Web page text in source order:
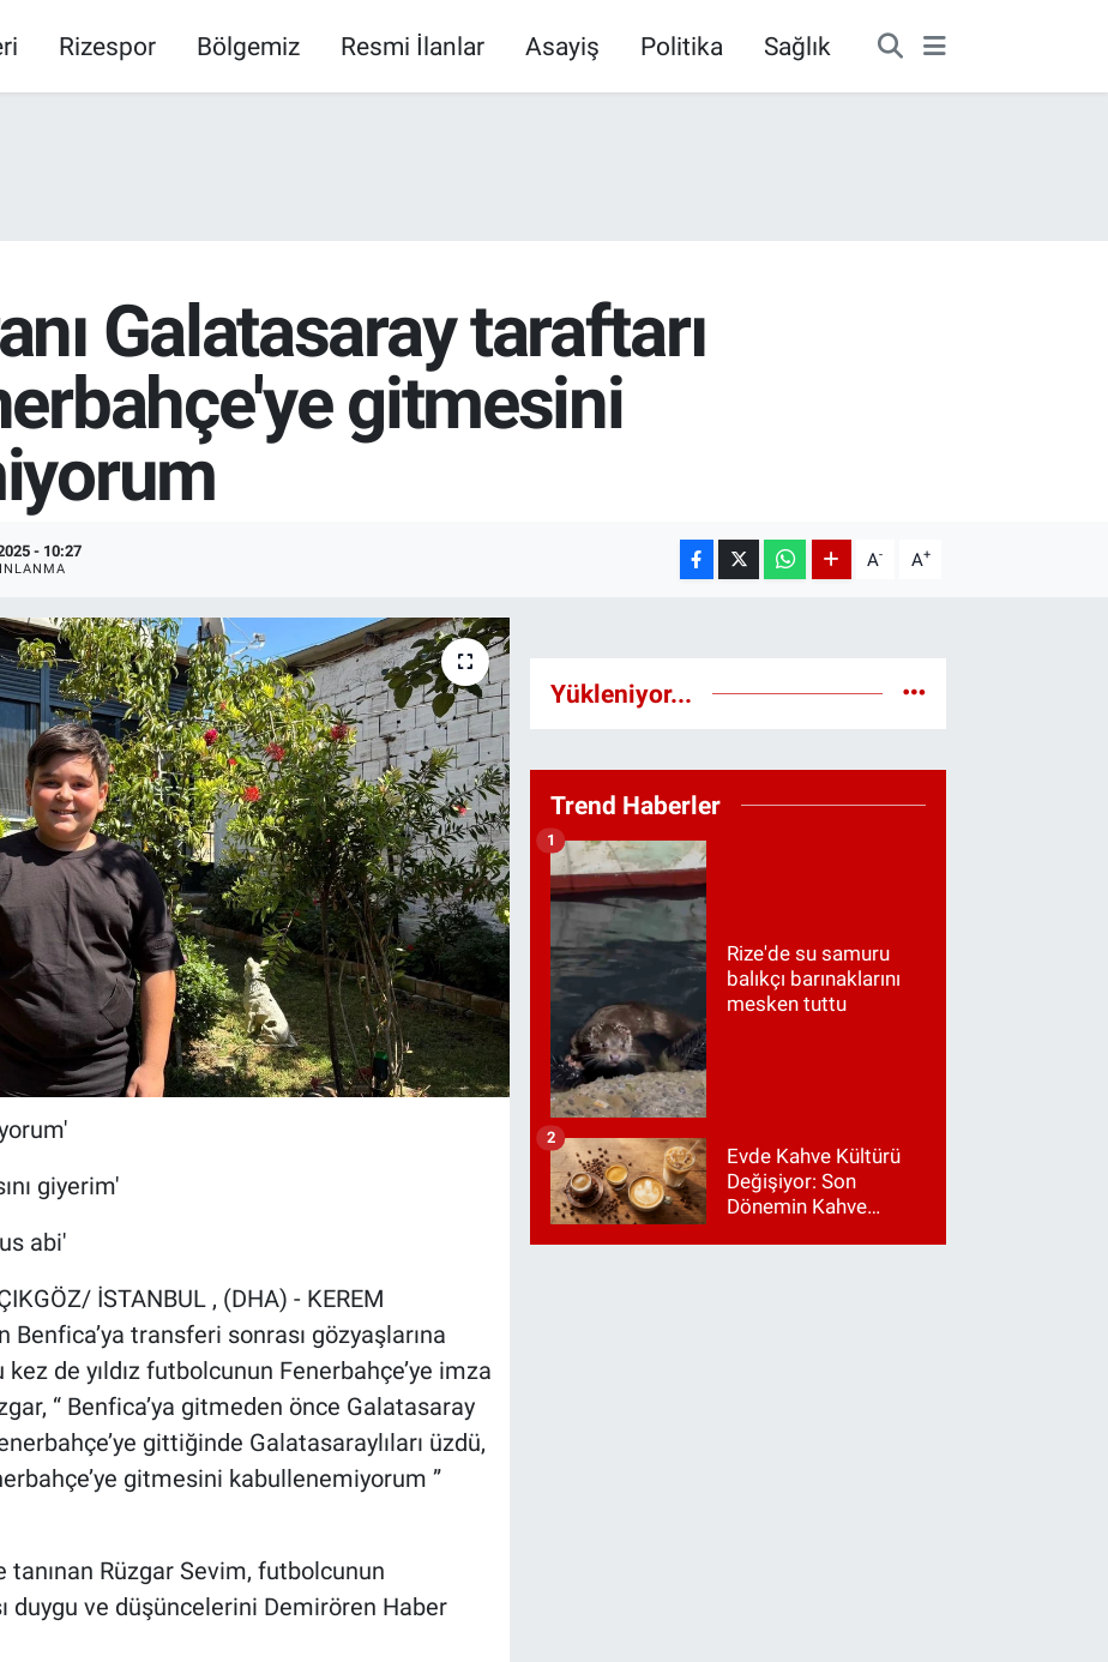
Rizespor Bölgemiz Resmi İlanlar Asayiş Politika Sağlık
Galatasaray taraftarı
gitmesini
- 10:27 A- A+
giyerim'
abi'
İSTANBUL , (DHA) - KEREM
Benfica’ya transferi sonrası gözyaşlarına
de yıldız futbolcunun Fenerbahçe’ye imza
“ Benfica’ya gitmeden önce Galatasaray
gittiğinde Galatasaraylıları üzdü,
gitmesini kabullenemiyorum ”
tanınan Rüzgar Sevim, futbolcunun
duygu ve düşüncelerini Demirören Haber
Yükleniyor...
Trend Haberler
Rize'de su samuru
balıkçı barınaklarını
mesken tuttu
1
Evde Kahve Kültürü
Değişiyor: Son
Dönemin Kahve
2